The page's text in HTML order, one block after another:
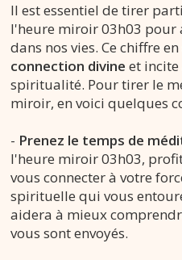
Il est essentiel de tirer
l'heure miroir 03h03 pour
dans nos vies. Ce chiffre
connection divine et
spiritualité. Pour tirer le
miroir, en voici quelques
- Prenez le temps de
l'heure miroir 03h03,
vous connecter à votre
spirituelle qui vous
aidera à mieux
vous sont envoyés.